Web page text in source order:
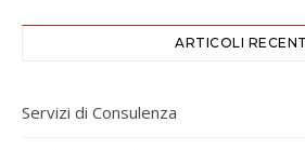
ARTICOLI
Servizi di Consulenza